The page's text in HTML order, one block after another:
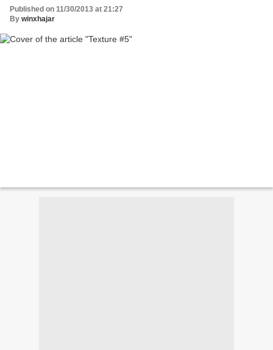
Published on 11/30/2013 at 21:27
By winxhajar